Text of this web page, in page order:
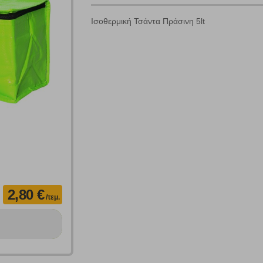
2,80 €/τεμ.
Ισοθερμική Τσάντα Πράσινη 5lt
αυτόματα δεδομένα σύνδεσης και πληροφορίες σχετικές με την
την ταυτότητά σας. Τα cookies είναι μικρά αρχεία κειμένου τα
στην ιστοσελίδα και βελτιώνοντας την εμπειρία
λειτουργία του ιστότοπου είναι η μόνη ενεργοποιημένη. Έχετε τη
θα πρέπει να γνωρίζετε ότι αποκλεισμός ορισμένων κατηγοριών
αποδοχή αυτής της κατηγορίας cookies, ορισμένες ή όλες από αυτές τις
μας (με αντικείμενο τη διαφήμιση) μέσω του ιστότοπού μας. Εφ’ όσον
την εμφάνιση σχετικών διαφημίσεων σε άλλες τοποθεσίες. Τα cookies